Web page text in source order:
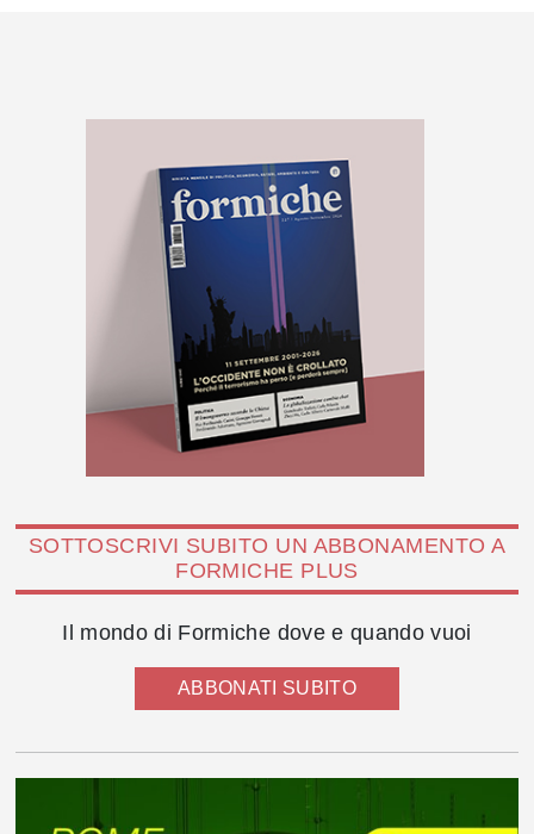
SOTTOSCRIVI SUBITO UN ABBONAMENTO A
FORMICHE PLUS
Il mondo di Formiche dove e quando vuoi
ABBONATI SUBITO